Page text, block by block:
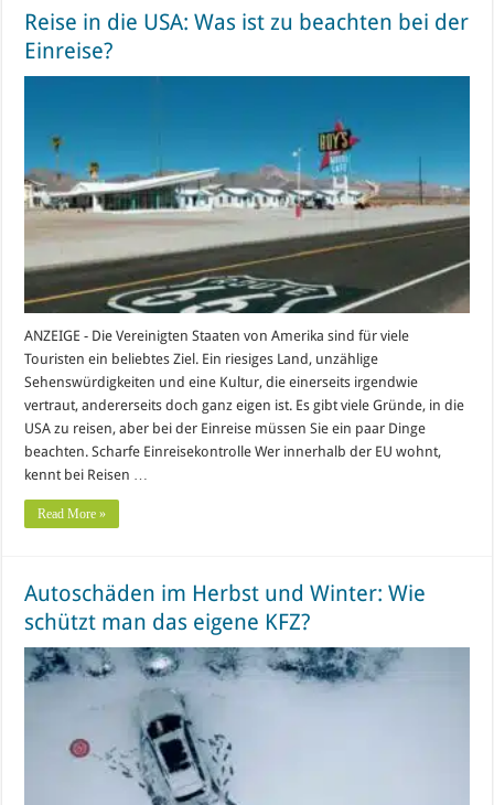
Reise in die USA: Was ist zu beachten bei der
Einreise?
ANZEIGE - Die Vereinigten Staaten von Amerika sind für viele
Touristen ein beliebtes Ziel. Ein riesiges Land, unzählige
Sehenswürdigkeiten und eine Kultur, die einerseits irgendwie
vertraut, andererseits doch ganz eigen ist. Es gibt viele Gründe, in die
USA zu reisen, aber bei der Einreise müssen Sie ein paar Dinge
beachten. Scharfe Einreisekontrolle Wer innerhalb der EU wohnt,
kennt bei Reisen …
Read More »
Autoschäden im Herbst und Winter: Wie
schützt man das eigene KFZ?